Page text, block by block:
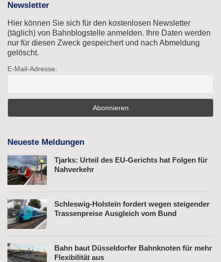
Newsletter
Hier können Sie sich für den kostenlosen Newsletter
(täglich) von Bahnblogstelle anmelden. Ihre Daten werden
nur für diesen Zweck gespeichert und nach Abmeldung
gelöscht.
E-Mail-Adresse:
Neueste Meldungen
Tjarks: Urteil des EU-Gerichts hat Folgen für
Nahverkehr
Schleswig-Holstein fordert wegen steigender
Trassenpreise Ausgleich vom Bund
Bahn baut Düsseldorfer Bahnknoten für mehr
Flexibilität aus